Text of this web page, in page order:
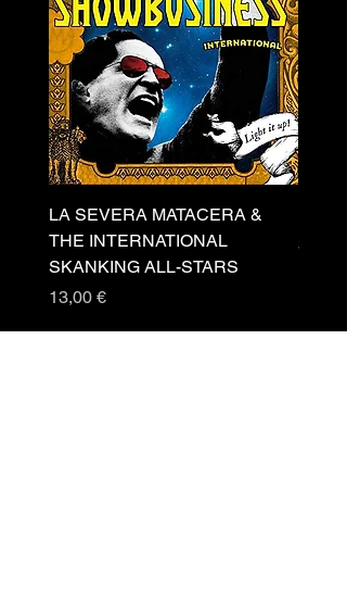
LA SEVERA MATACERA &
THE INTERNATIONAL
SKANKING ALL-STARS
Prezzo
13,00 €
Prezzo
32,00 €